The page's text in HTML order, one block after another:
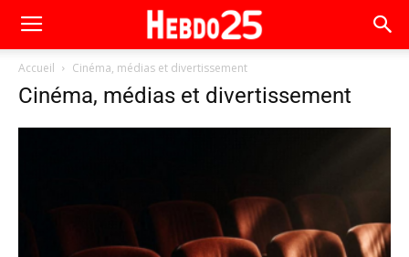
Accueil Cinéma, médias et divertissement
Cinéma, médias et divertissement